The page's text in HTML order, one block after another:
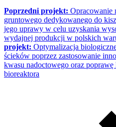
Poprzedni projekt: Opracowanie
gruntowego dedykowanego do
jego uprawy w celu uzyskania
wydajnej produkcji w polskich
projekt: Optymalizacja
ścieków poprzez zastosowanie
kwasu nadoctowego oraz
bioreaktora